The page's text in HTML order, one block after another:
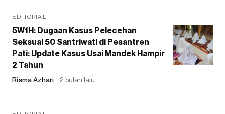
EDITORIAL
5W1H: Dugaan Kasus Pelecehan
Seksual 50 Santriwati di Pesantren
Pati: Update Kasus Usai Mandek Hampir
2 Tahun
Risma Azhari 2 bulan lalu